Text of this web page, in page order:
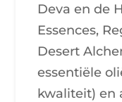
Deva en de
Essences,
Desert
essentiële
kwaliteit) en